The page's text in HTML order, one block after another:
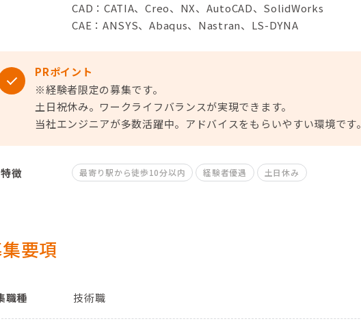
CAD：CATIA、Creo、NX、AutoCAD、SolidWorks
CAE：ANSYS、Abaqus、Nastran、LS-DYNA
PRポイント
※経験者限定の募集です。
土日祝休み。ワークライフバランスが実現できます。
当社エンジニアが多数活躍中。アドバイスをもらいやすい環境です。
特徴 最寄り駅から徒歩10分以内 経験者優遇 土日休み
要項
職種 技術職